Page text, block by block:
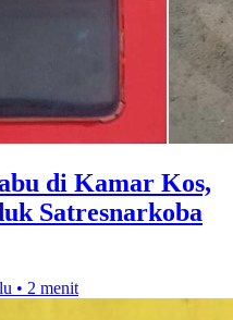
di Kamar Kos,
Satresnarkoba
• 2 menit